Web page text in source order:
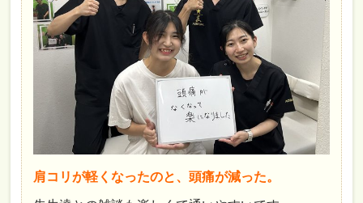
肩コリが軽くなったのと、頭痛が減った。